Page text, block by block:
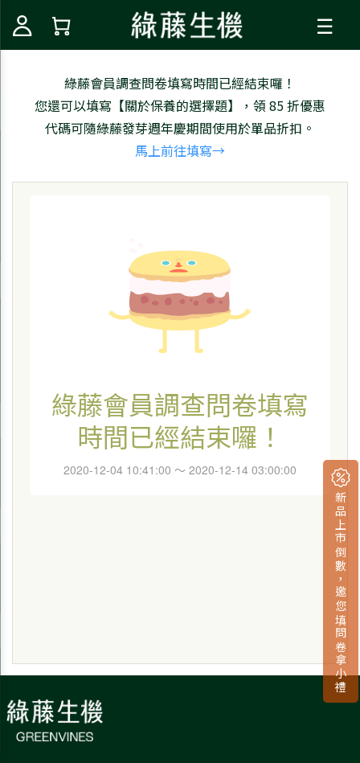
☰
綠藤會員調查問卷填寫時間已經結束囉！
您還可以填寫【關於保養的選擇題】，領 85 折優惠
代碼可隨綠藤發芽週年慶期間使用於單品折扣。
馬上前往填寫→
新品上市倒數，邀您填問卷拿小禮